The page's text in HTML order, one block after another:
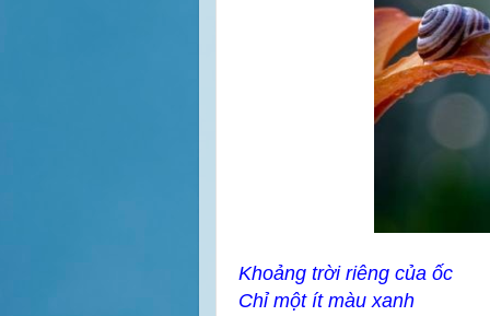
Khoảng trời riêng của ốc
Chỉ một ít màu xanh